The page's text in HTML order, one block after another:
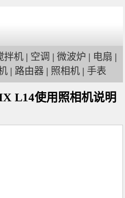
拌机 | 空调 | 微波炉 | 电扇 |
| 路由器 | 照相机 | 手表
L14使用照相机说明